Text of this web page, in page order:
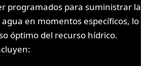
programados para suministrar la
en momentos específicos, lo
óptimo del recurso hídrico.